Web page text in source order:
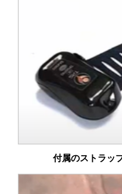
付属のストラッ